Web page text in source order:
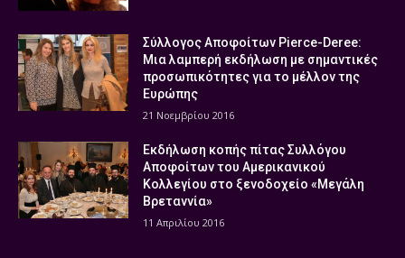
Σύλλογος Αποφοίτων Pierce-Deree:
Μια λαμπερή εκδήλωση με σημαντικές
προσωπικότητες για το μέλλον της
Ευρώπης
21 Νοεμβρίου 2016
Εκδήλωση κοπής πίτας Συλλόγου
Αποφοίτων του Αμερικανικού
Κολλεγίου στο ξενοδοχείο «Μεγάλη
Βρεταννία»
11 Απριλίου 2016